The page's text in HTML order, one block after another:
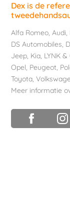
Dex is de
Alfa Romeo,Audi,
DS Automobiles,
Jeep, Kia, LYNK &
Opel, Peugeot,
Toyota,
Meer informatie